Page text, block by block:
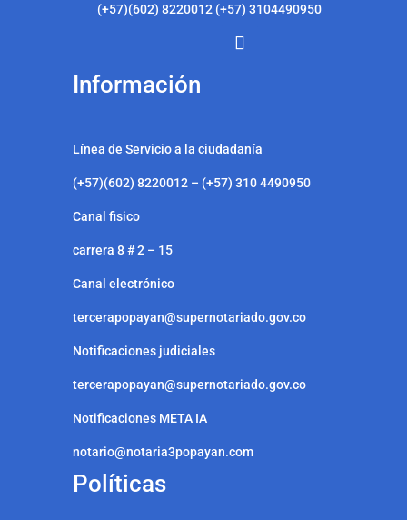
(+57)(602) 8220012 (+57) 3104490950
Información
Línea de Servicio a la ciudadanía
(+57)(602) 8220012 – (+57) 310 4490950
Canal fisico
carrera 8 # 2 – 15
Canal electrónico
tercerapopayan@supernotariado.gov.co
Notificaciones judiciales
tercerapopayan@supernotariado.gov.co
Notificaciones META IA
notario@notaria3popayan.com
Políticas